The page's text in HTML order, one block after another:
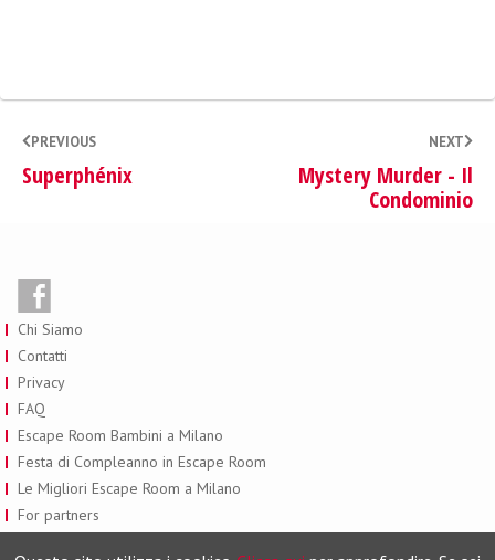
PREVIOUS
Superphénix
NEXT
Mystery Murder - Il
Condominio
Chi Siamo
Contatti
Privacy
FAQ
Escape Room Bambini a Milano
Festa di Compleanno in Escape Room
Le Migliori Escape Room a Milano
For partners